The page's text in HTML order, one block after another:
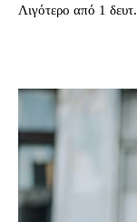
Λιγότερο από 1 δευτ.